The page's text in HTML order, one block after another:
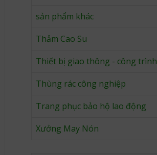
sản phẩm khác
Thảm Cao Su
Thiết bị giao thông - công trình
Thùng rác công nghiệp
Trang phục bảo hộ lao động
Xưởng May Nón